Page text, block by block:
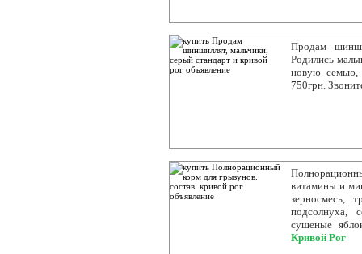
Продам
Родились
новую
750грн.
витамины и
зерносмесь,
подсолнуха,
сушеные
Кривой Рог